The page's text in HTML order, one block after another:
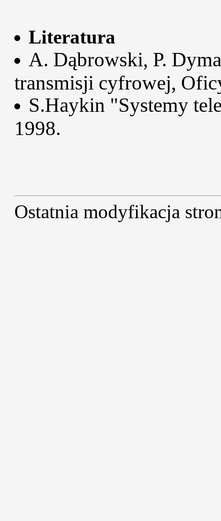
Literatura
A. Dąbrowski, P.
transmisji cyfrowej,
S.Haykin "Systemy
1998.
Ostatnia modyfikacja